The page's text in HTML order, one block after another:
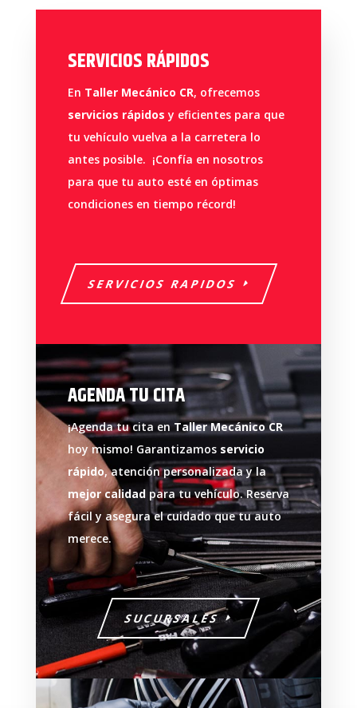
SERVICIOS RÁPIDOS
En Taller Mecánico CR, ofrecemos
servicios rápidos y eficientes para que
tu vehículo vuelva a la carretera lo
antes posible. ¡Confía en nosotros
para que tu auto esté en óptimas
condiciones en tiempo récord!
SERVICIOS RAPIDOS
AGENDA TU CITA
¡Agenda tu cita enTaller Mecánico CR
hoy mismo! Garantizamos servicio
rápido, atención personalizada y la
mejor calidadpara tu vehículo. Reserva
fácil y asegura el cuidado que tu auto
merece.
SUCURSALES